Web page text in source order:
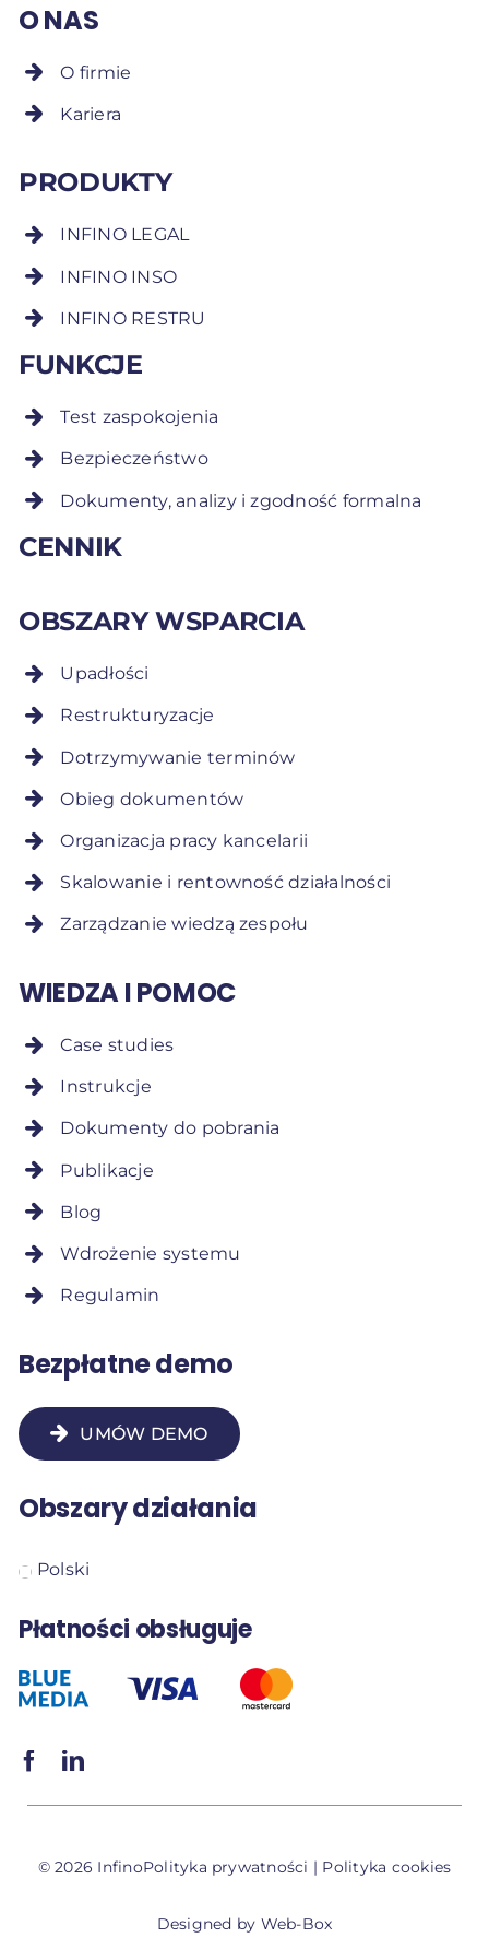
O NAS
O firmie
Kariera
PRODUKTY
INFINO LEGAL
INFINO INSO
INFINO RESTRU
FUNKCJE
Test zaspokojenia
Bezpieczeństwo
Dokumenty, analizy i zgodność formalna
CENNIK
OBSZARY WSPARCIA
Upadłości
Restrukturyzacje
Dotrzymywanie terminów
Obieg dokumentów
Organizacja pracy kancelarii
Skalowanie i rentowność działalności
Zarządzanie wiedzą zespołu
WIEDZA I POMOC
Case studies
Instrukcje
Dokumenty do pobrania
Publikacje
Blog
Wdrożenie systemu
Regulamin
Bezpłatne demo
UMÓW DEMO
Obszary działania
Polski
Płatności obsługuje
© 2026 InfinoPolityka prywatności | Polityka cookies
Designed by Web-Box